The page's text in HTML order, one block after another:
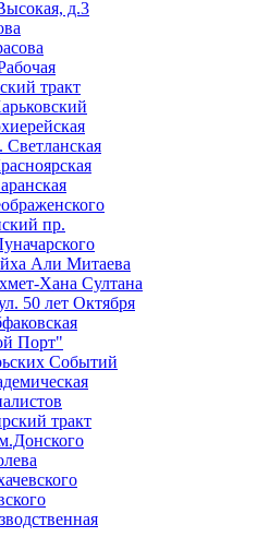
д.3
тракт
Светланская
пр.
Али Митаева
Хана Султана
50 лет Октября
Порт"
Событий
тракт